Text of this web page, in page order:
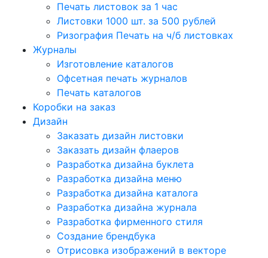
Печать листовок за 1 час
Листовки 1000 шт. за 500 рублей
Ризография Печать на ч/б листовках
Журналы
Изготовление каталогов
Офсетная печать журналов
Печать каталогов
Коробки на заказ
Дизайн
Заказать дизайн листовки
Заказать дизайн флаеров
Разработка дизайна буклета
Разработка дизайна меню
Разработка дизайна каталога
Разработка дизайна журнала
Разработка фирменного стиля
Создание брендбука
Отрисовка изображений в векторе